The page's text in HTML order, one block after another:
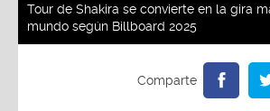
Tour de Shakira se convierte en la gira
mundo según Billboard 2025